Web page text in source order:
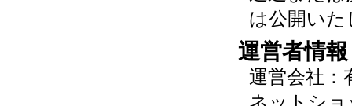
は公開い
運営者情報
運営会社：